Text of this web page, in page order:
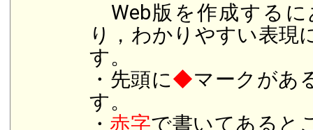
Web版を作成する
り，わかりやすい表現
す。
・先頭に◆マークがあ
す。
・ 赤字で書いてあると